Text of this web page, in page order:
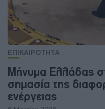
ΕΠΙΚΑΙΡΟΤΗΤΑ
Μήνυμα Ελλάδας
σημασία της
ενέργειας